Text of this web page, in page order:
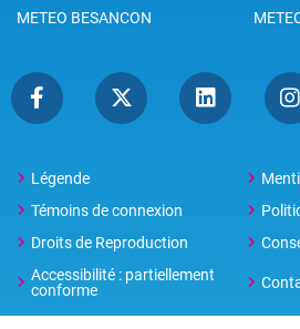
METEO BESANCON
Légende
Témoins de connexion
Droits de Reproduction
Accessibilité : partiellement
conforme